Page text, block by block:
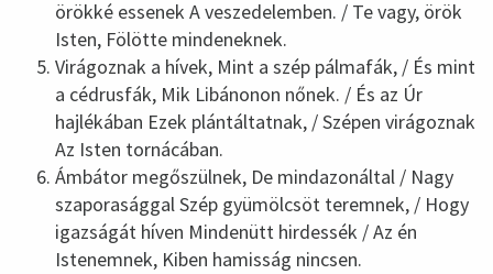
örökké essenek A veszedelemben. / Te vagy, örök
Isten, Fölötte mindeneknek.
Virágoznak a hívek, Mint a szép pálmafák, / És mint
a cédrusfák, Mik Libánonon nőnek. / És az Úr
hajlékában Ezek plántáltatnak, / Szépen virágoznak
Az Isten tornácában.
Ámbátor megőszülnek, De mindazonáltal / Nagy
szaporasággal Szép gyümölcsöt teremnek, / Hogy
igazságát híven Mindenütt hirdessék / Az én
Istenemnek, Kiben hamisság nincsen.